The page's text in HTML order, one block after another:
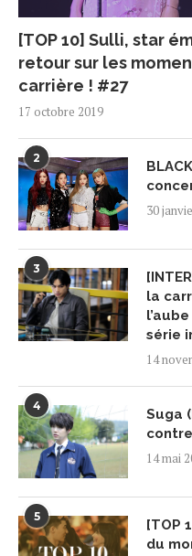
[TOP 10] Sulli, star
retour sur les
carrière ! #27
17 octobre 2019
2
30
3
la
série
14
4
Suga
14 mai
5
[TOP
du